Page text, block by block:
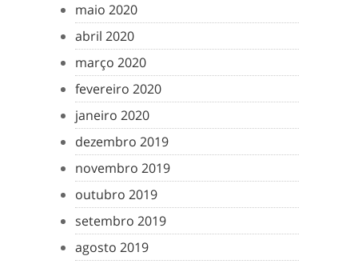
maio 2020
abril 2020
março 2020
fevereiro 2020
janeiro 2020
dezembro 2019
novembro 2019
outubro 2019
setembro 2019
agosto 2019